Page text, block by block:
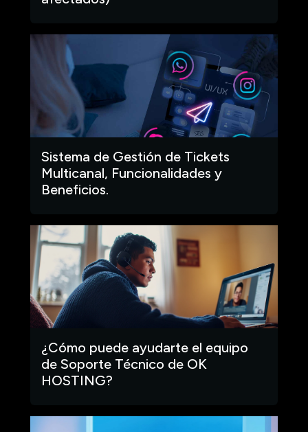
Sistema de Gestión de Tickets
Multicanal, Funcionalidades y
Beneficios.
¿Cómo puede ayudarte el equipo
de Soporte Técnico de OK
HOSTING?